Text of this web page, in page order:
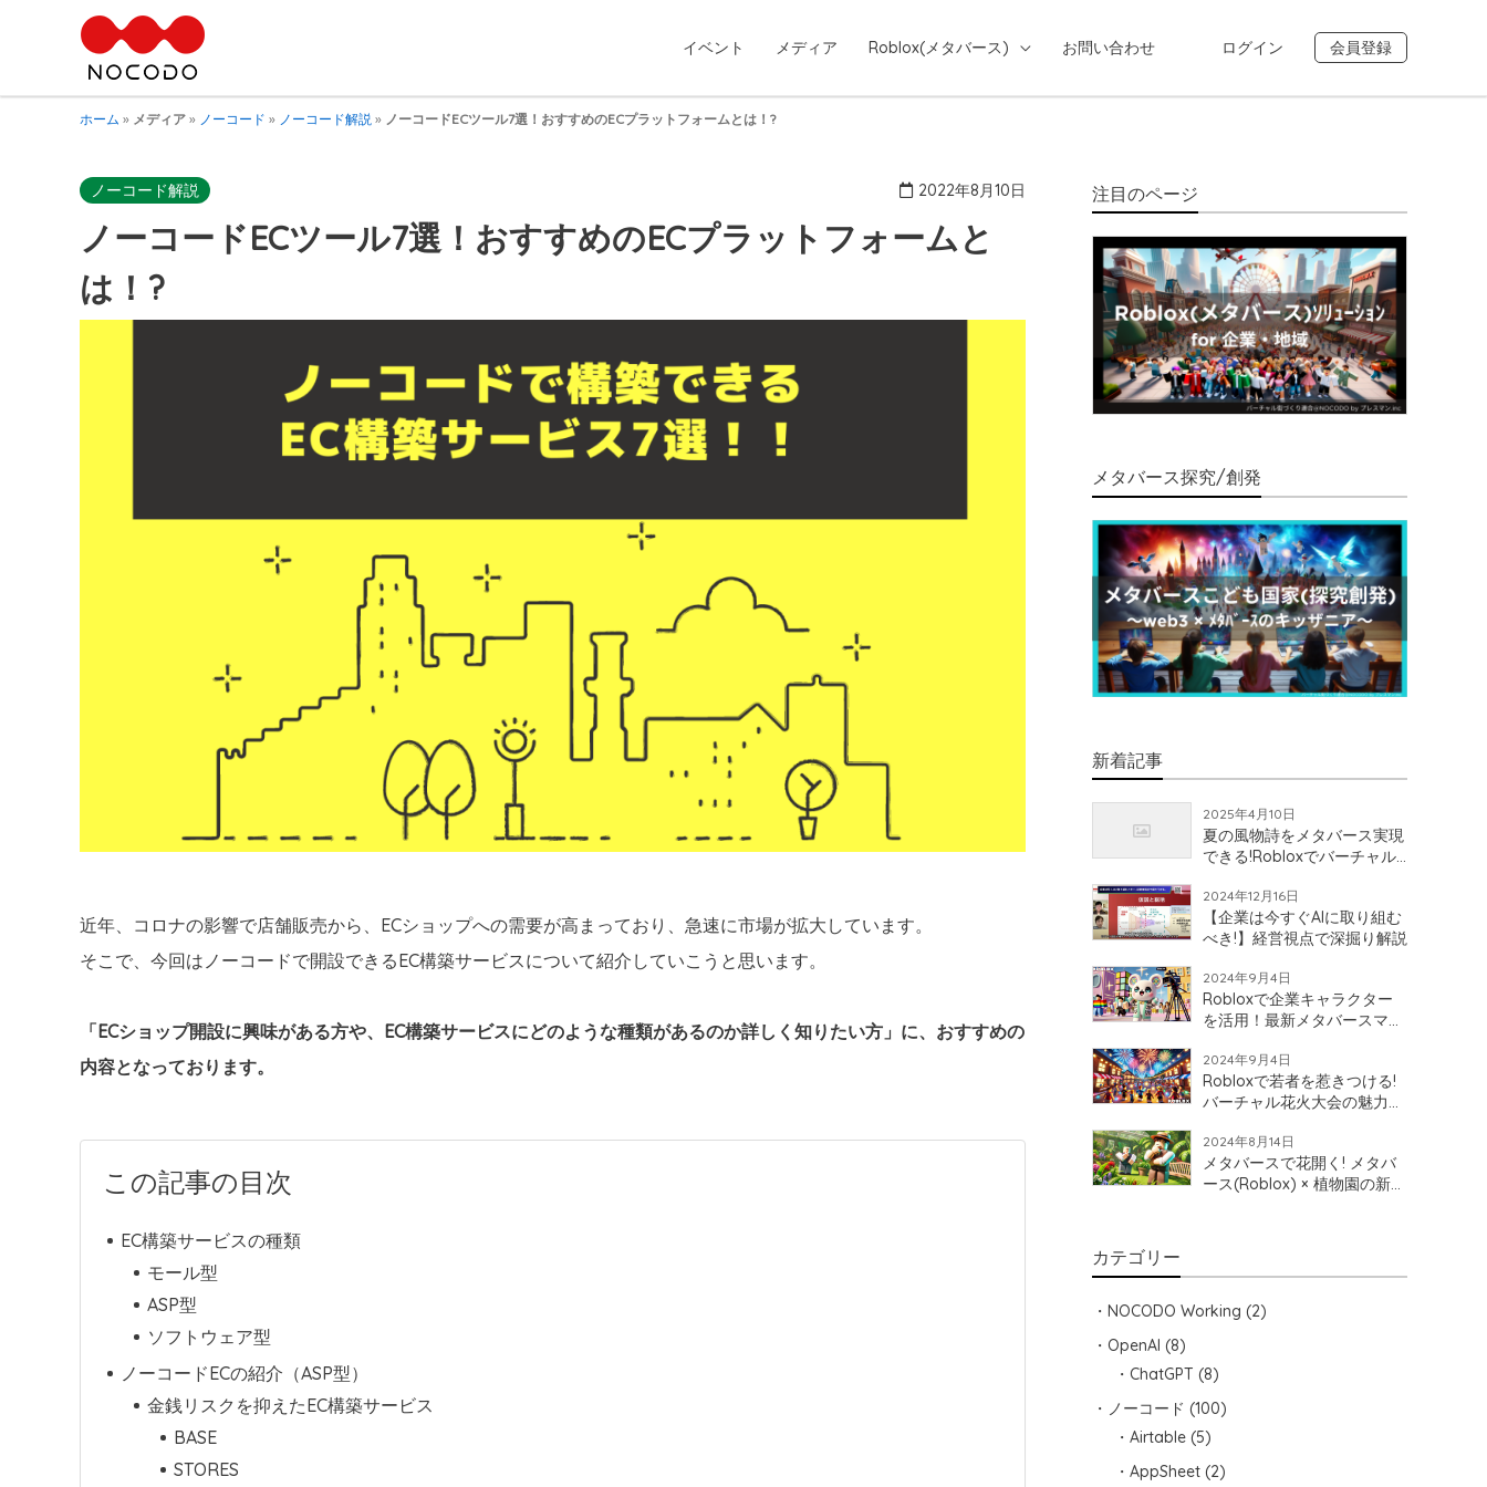
イベント メディア Roblox(メタバース) お問い合わせ ログイン 会員登録
ホーム » メディア » ノーコード » ノーコード解説 » ノーコードECツール7選！おすすめのECプラットフォームとは！?
ノーコード解説 2022年8月10日
ノーコードECツール7選！おすすめのECプラットフォームと
は！?
近年、コロナの影響で店舗販売から、ECショップへの需要が高まっており、急速に市場が拡大しています。
そこで、今回はノーコードで開設できるEC構築サービスについて紹介していこうと思います。
「ECショップ開設に興味がある方や、EC構築サービスにどのような種類があるのか詳しく知りたい方」に、おすすめの
内容となっております。
この記事の目次
EC構築サービスの種類
モール型
ASP型
ソフトウェア型
ノーコードECの紹介（ASP型）
金銭リスクを抑えたEC構築サービス
BASE
STORES
注目のページ
メタバース探究/創発
新着記事
2025年4月10日
夏の風物詩をメタバース実現
できる!Robloxでバーチャル
2024年12月16日
【企業は今すぐAIに取り組む
べき!】経営視点で深掘り解説
2024年9月4日
Robloxで企業キャラクター
を活用！最新メタバースマー
2024年9月4日
Robloxで若者を惹きつける!
バーチャル花火大会の魅力と
2024年8月14日
メタバースで花開く! メタバ
ース(Roblox) × 植物園の新た
カテゴリー
NOCODO Working (2)
OpenAI (8)
ChatGPT (8)
ノーコード (100)
Airtable (5)
AppSheet (2)